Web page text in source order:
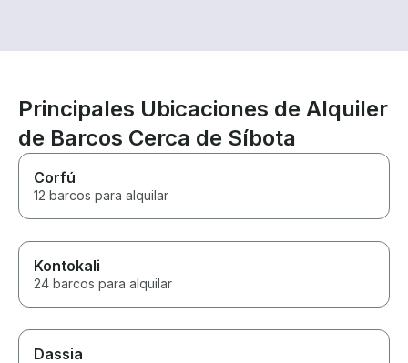
Principales Ubicaciones de Alquiler
de Barcos Cerca de Síbota
Corfú
12 barcos para alquilar
Kontokali
24 barcos para alquilar
Dassia